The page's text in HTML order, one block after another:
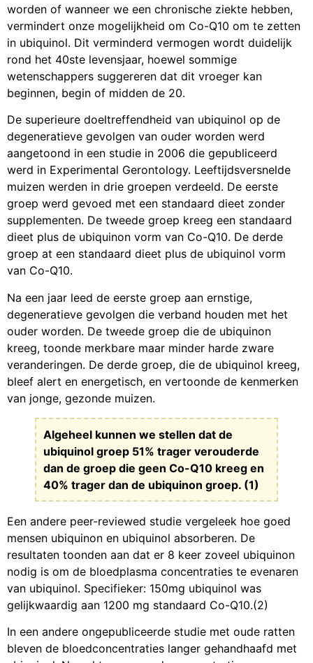
worden of wanneer we een chronische ziekte hebben,
vermindert onze mogelijkheid om Co-Q10 om te zetten
in ubiquinol. Dit verminderd vermogen wordt duidelijk
rond het 40ste levensjaar, hoewel sommige
wetenschappers suggereren dat dit vroeger kan
beginnen, begin of midden de 20.
De superieure doeltreffendheid van ubiquinol op de
degeneratieve gevolgen van ouder worden werd
aangetoond in een studie in 2006 die gepubliceerd
werd in Experimental Gerontology. Leeftijdsversnelde
muizen werden in drie groepen verdeeld. De eerste
groep werd gevoed met een standaard dieet zonder
supplementen. De tweede groep kreeg een standaard
dieet plus de ubiquinon vorm van Co-Q10. De derde
groep at een standaard dieet plus de ubiquinol vorm
van Co-Q10.
Na een jaar leed de eerste groep aan ernstige,
degeneratieve gevolgen die verband houden met het
ouder worden. De tweede groep die de ubiquinon
kreeg, toonde merkbare maar minder harde zware
veranderingen. De derde groep, die de ubiquinol kreeg,
bleef alert en energetisch, en vertoonde de kenmerken
van jonge, gezonde muizen.
Algeheel kunnen we stellen dat de
ubiquinol groep 51% trager verouderde
dan de groep die geen Co-Q10 kreeg en
40% trager dan de ubiquinon groep. (1)
Een andere peer-reviewed studie vergeleek hoe goed
mensen ubiquinon en ubiquinol absorberen. De
resultaten toonden aan dat er 8 keer zoveel ubiquinon
nodig is om de bloedplasma concentraties te evenaren
van ubiquinol. Specifieker: 150mg ubiquinol was
gelijkwaardig aan 1200 mg standaard Co-Q10.(2)
In een andere ongepubliceerde studie met oude ratten
bleven de bloedconcentraties langer gehandhaafd met